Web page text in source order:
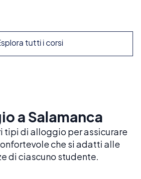
tutti i corsi
a Salamanca
tipi di alloggio per assicurare
che si adatti alle
di ciascuno studente.